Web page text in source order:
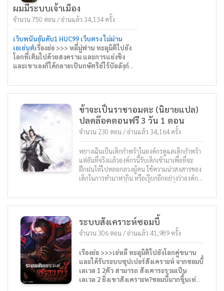
นิยาย LC เรื่องใหม่ ฝากติดตามด้วยนะคะ
ผมมีระบบเจ้าเมือง
จำนวน 750 ตอน / อ่านแล้ว 34,134 ครั้ง
เว็บพนันอันดับ1 HUC99 เว็บตรง ไม่ผ่าน
เอเย่นต์เรื่องย่อ >>> หลี่มู่ฟาน ทะลุมิติไปยัง
โลกที่เต็มไปด้วยสงคราม และการแย่งชิง
และเขาเองก็ได้กลายเป็นกษัตริย์ไร้บัลลังก์
สามารถนำของในเกมส์โลกใหม่ ที่เขาเล่นเอา
ไว้ก่อนที่จะทะลุมิติมาด้วย ดังนั้นมันก็เหมือน
สูตรโกงสำหรับเขาที่จะพัฒนาเมืองของเขา
ขึ้นมาใหม่ หากใครขอบอ่านแนวสร้างเมือง
เรื่องนี้ไม่ควรพลาด
นิยาย LC เรื่องใหม่ ฝากติดตามด้วยนะคะ
ข้าจะเป็นราชาอมตะ (นิยายแปล)
ปลดล๊อคตอนฟรี 3 วัน 1 ตอน
จำนวน 230 ตอน / อ่านแล้ว 34,164 ครั้ง
หยางเฉินเป็นเด็กกำพร้าในองค์กรดูแลเด็กกำพร้า
แต่อันที่จริงเเล้วองค์กรนี้รับเด็กเข้ามาเพื่อที่จะ
ฝึกฝนให้ไปหลอกลวงผู้คน ใช้ความน่าสงสารของ
เด็กในการทำมาหากิน หรือเรียกอีกอย่างว่าองค์กร
อาณาเขตจักรวรรดิฮั่นในทางตะวันตกของจีน
หยางเฉินที่ตายไป วิญญาณของเขาจากอีกโลก
ก็ได้เข้ามายังโลกนี้ โลกนี้คือโลกแห่งอำนาจ โลก
ของการบ่มเพาะและพลัง โลกที่ผู้เเข็งเเกร่งเป็น
ใหญ่ ตอนที่เขาตื่นขึ้นมาก็พบว่าตัวเองได้กลาย
เป็นคนอื่นไปแล้ว ร่างใหม่นี้ก็มีชื่อว่าหยางเฉิน
เหมือนกัน หยางเฉินในร่างนี้นั้นกำลังประสบกับ
ปัญหาในการบ่มเพาะ เพราะไม่ว่าเขาจะทำ
อย่างไร ก็ยังอยู่แค่เพียงขอบเขตกำลังภายใน แต่
หยางเฉินกลับเป็นนักพรตที่เก่งกาจ เขาสามารถ
สร้างยันต์ขึ้นมาได้อย่างง่ายดาย และด้วยโชค
ระบบสังเคราะห์ซอมบี้
จำนวน 306 ตอน / อ่านแล้ว 41,989 ครั้ง
เรื่องย่อ >>>เย่หลี่ ทะลุมิติไปยังโลกคู่ขนาน
และได้รับระบบซุปเปอร์สังเคราะห์ จากซอมบี้
เลเวล 1 2ตัว สามารถ สังเคาระรวมเป็น
เลเวล 2 ยิ่งเขาสังเคราะห?ซอมบี้มากขึ้นเท่า